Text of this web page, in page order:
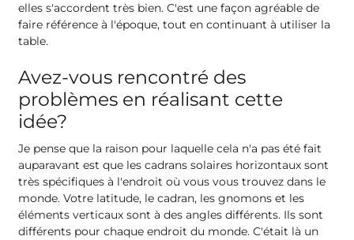
elles s'accordent très bien. C'est une façon agréable de
faire référence à l'époque, tout en continuant à utiliser la
table.
Avez-vous rencontré des
problèmes en réalisant cette
idée?
Je pense que la raison pour laquelle cela n'a pas été fait
auparavant est que les cadrans solaires horizontaux sont
très spécifiques à l'endroit où vous vous trouvez dans le
monde. Votre latitude, le cadran, les gnomons et les
éléments verticaux sont à des angles différents. Ils sont
différents pour chaque endroit du monde. C'était là un